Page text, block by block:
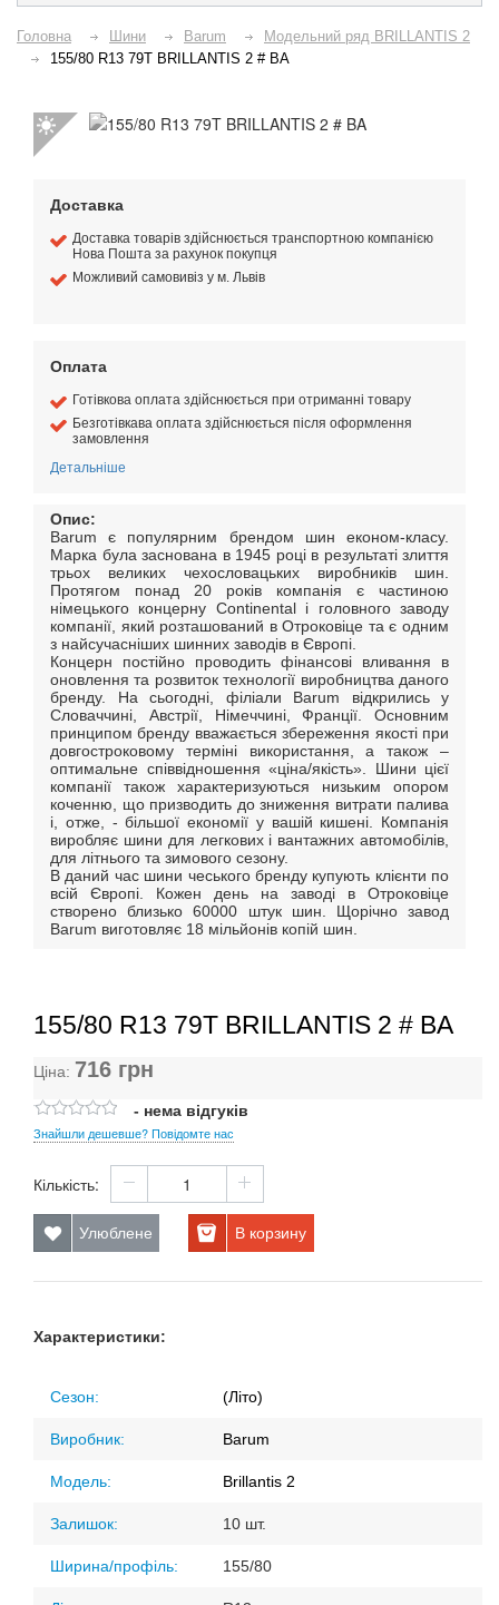
Головна Шини Barum
Модельний ряд BRILLANTIS 2
155/80 R13 79T BRILLANTIS 2 # BA
Доставка
Доставка товарів здійснюється транспортною компанією
Нова Пошта за рахунок покупця
Можливий самовивіз у м. Львів
Оплата
Готівкова оплата здійснюється при отриманні товару
Безготівкава оплата здійснюється після оформлення
замовлення
Детальніше
Опис:
Barum є популярним брендом шин економ-класу.
Марка була заснована в 1945 році в результаті злиття
трьох великих чехословацьких виробників шин.
Протягом понад 20 років компанія є частиною
німецького концерну Continental і головного заводу
компанії, який розташований в Отроковіце та є одним
з найсучасніших шинних заводів в Європі.
Концерн постійно проводить фінансові вливання в
оновлення та розвиток технології виробництва даного
бренду. На сьогодні, філіали Barum відкрились у
Словаччині, Австрії, Німеччині, Франції. Основним
принципом бренду вважається збереження якості при
довгостроковому терміні використання, а також –
оптимальне співвідношення «ціна/якість». Шини цієї
компанії також характеризуються низьким опором
коченню, що призводить до зниження витрати палива
і, отже, - більшої економії у вашій кишені. Компанія
виробляє шини для легкових і вантажних автомобілів,
для літнього та зимового сезону.
В даний час шини чеського бренду купують клієнти по
всій Європі. Кожен день на заводі в Отроковіце
створено близько 60000 штук шин. Щорічно завод
Barum виготовляє 18 мільйонів копій шин.
155/80 R13 79T BRILLANTIS 2 # BA
Ціна: 716 грн
- нема відгуків
Знайшли дешевше? Повідомте нас
Кількість:
Улюблене В корзину
Характеристики:
Сезон: (Літо)
Виробник: Barum
Модель: Brillantis 2
Залишок: 10 шт.
Ширина/профіль: 155/80